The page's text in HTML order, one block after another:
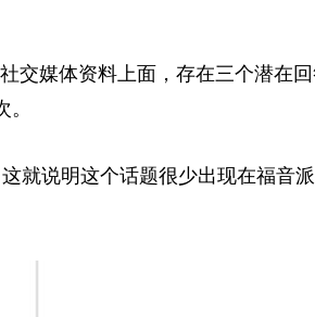
交媒体资料上面，存在三个潜在
就说明这个话题很少出现在福音